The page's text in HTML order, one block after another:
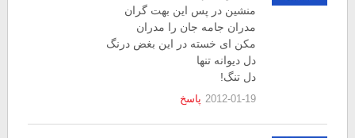
منشین در پس این بهت گران
مدران جامه جان را مدران
مکن ای خسته در این بغض درنگ
دل دیوانه تنها
دل تنگ!
2012-01-19 پاسخ